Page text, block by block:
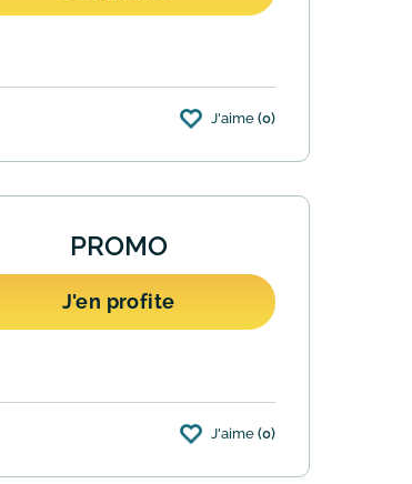
jusqu'à 400€ de remise
J'aime (0)
PROMO
J'en profite
et retourner les articles
J'aime (0)